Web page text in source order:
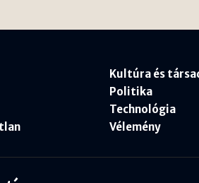
Kultúra és
Politika
Technológia
Vélemény